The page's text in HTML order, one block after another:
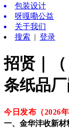
包装设计
呀嘎嘞公益
关于我们
搜索 | 登录
招贤｜（
条纸品
今日发布（2026
一、金华沣收新材